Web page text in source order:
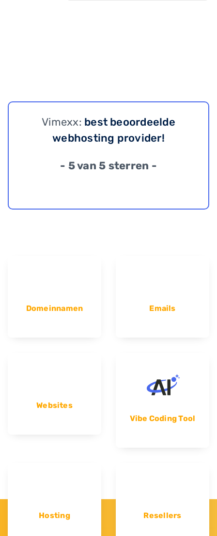
Vimexx: best beoordeelde
webhosting provider!
- 5 van 5 sterren -
Domeinnamen Emails
Websites
Vibe Coding Tool
Hosting Resellers